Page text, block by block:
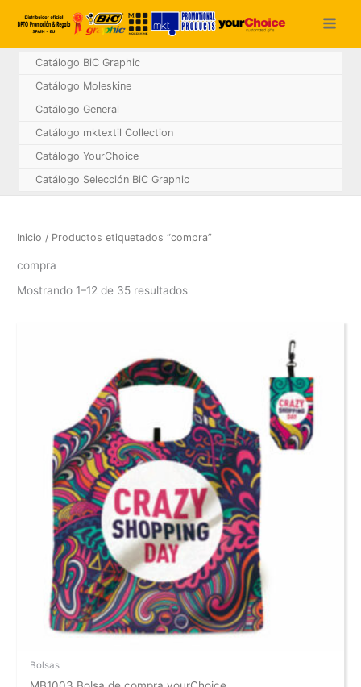
Catálogo BiC Graphic
Catálogo Moleskine
Catálogo General
Catálogo mktextil Collection
Catálogo YourChoice
Catálogo Selección BiC Graphic
Inicio / Productos etiquetados “compra”
compra
Mostrando 1–12 de 35 resultados
Bolsas